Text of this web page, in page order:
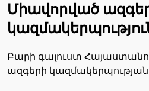
Միավորված
Բարի գալուստ
ազգերի կազմակերպության